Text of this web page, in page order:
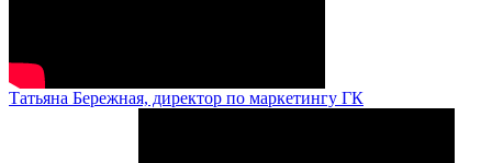
Татьяна Бережная, директор по маркетингу ГК